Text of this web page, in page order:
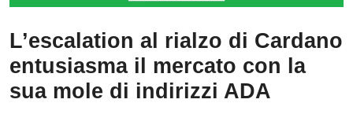
L’escalation al rialzo di Cardano
entusiasma il mercato con la
sua mole di indirizzi ADA